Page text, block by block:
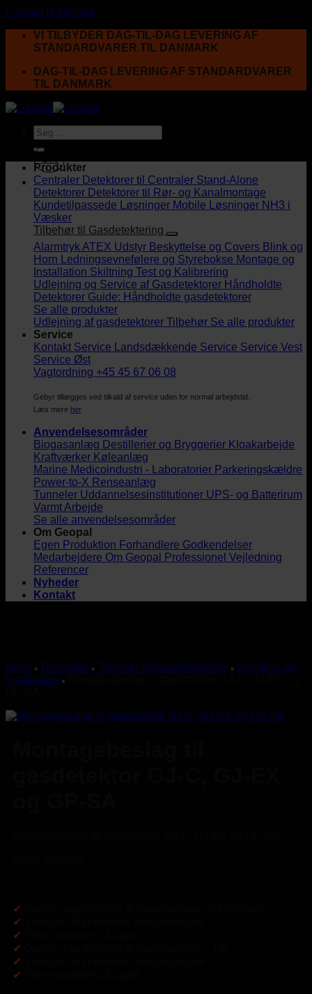
Fortsæt til indhold
VI TILBYDER DAG-TIL-DAG LEVERING AF
STANDARDVARER TIL DANMARK
DAG-TIL-DAG LEVERING AF STANDARDVARER
TIL DANMARK
Produkter
Centraler Detektorer til Centraler Stand-Alone
Detektorer Detektorer til Rør- og Kanalmontage
Kundetilpassede Løsninger Mobile Løsninger NH3 i
Væsker
Tilbehør til Gasdetektering
AlarmtrykATEX Udstyr Beskyttelse og Covers Blink og
Horn
Ledningsevnefølere og Styrebokse Montage og
Installation Skiltning Test og Kalibrering
Udlejning og Service af Gasdetektorer Håndholdte
Detektorer Guide: Håndholdte gasdetektorer
Se alle produkter
Udlejning af gasdetektorer Tilbehør Se alle produkter
Service
Kontakt Service
Landsdækkende Service Service Vest
Service Øst
Vagtordning +45 45 67 06 08
Gebyr tillægges ved tilkald af service uden for normal arbejdstid.
Læs mere her.
Anvendelsesområder
Biogasanlæg Destillerier og Bryggerier Kloakarbejde
Kraftværker Køleanlæg
Marine Medicoindustri - Laboratorier Parkeringskældre
Power-to-X Renseanlæg
Tunneler Uddannelsesinstitutioner UPS- og Batterirum
Varmt Arbejde
Se alle anvendelsesområder
Om Geopal
Egen Produktion Forhandlere Godkendelser
Medarbejdere Om Geopal
Professionel Vejledning
Referencer
Nyheder
Kontakt
Hjem Produkter Tilbehør til Gasdetektering
Montage og
Installation
✔
✔
✔
✔
✔
✔